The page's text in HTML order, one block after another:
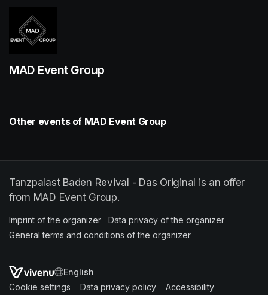
MAD Event Group
Other events of MAD Event Group
Tanzpalast Baden Revival - Das Original is an offer
from MAD Event Group.
Imprint of the organizer (opens in a new tab)
Data privacy of the organizer
General terms and conditions of the organizer
SWITCH LANGUAGE
Cookie settings (opens in a new tab)
Data privacy policy (opens in a new tab)
Accessibility